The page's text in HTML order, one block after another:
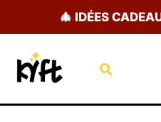
🎄 IDÉES